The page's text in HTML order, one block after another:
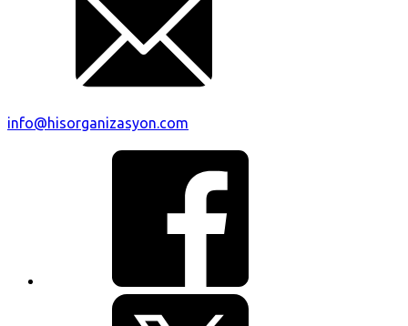
info@hisorganizasyon.com